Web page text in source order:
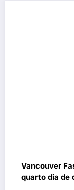
Vancouver
quarto dia de